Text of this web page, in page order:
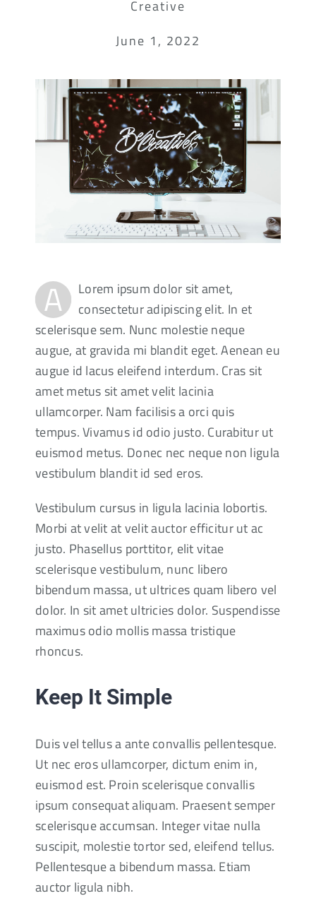
Creative
June 1, 2022
A
Lorem ipsum dolor sit amet,
consectetur adipiscing elit. In et
scelerisque sem. Nunc molestie neque
augue, at gravida mi blandit eget. Aenean eu
augue id lacus eleifend interdum. Cras sit
amet metus sit amet velit lacinia
ullamcorper. Nam facilisis a orci quis
tempus. Vivamus id odio justo. Curabitur ut
euismod metus. Donec nec neque non ligula
vestibulum blandit id sed eros.
Vestibulum cursus in ligula lacinia lobortis.
Morbi at velit at velit auctor efficitur ut ac
justo. Phasellus porttitor, elit vitae
scelerisque vestibulum, nunc libero
bibendum massa, ut ultrices quam libero vel
dolor. In sit amet ultricies dolor. Suspendisse
maximus odio mollis massa tristique
rhoncus.
Keep It Simple
Duis vel tellus a ante convallis pellentesque.
Ut nec eros ullamcorper, dictum enim in,
euismod est. Proin scelerisque convallis
ipsum consequat aliquam. Praesent semper
scelerisque accumsan. Integer vitae nulla
suscipit, molestie tortor sed, eleifend tellus.
Pellentesque a bibendum massa. Etiam
auctor ligula nibh.